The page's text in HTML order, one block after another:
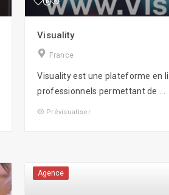
Visuality
France
Visuality est une plateforme en
professionnels permettant de ...
Prévisualiser
Agence